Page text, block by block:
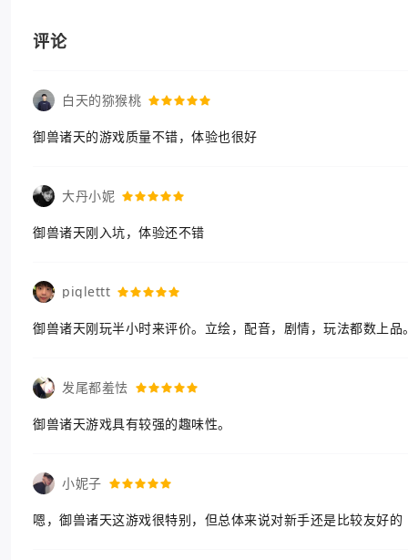
评论
白天的猕猴桃
御兽诸天的游戏质量不错，体验也很好
大丹小妮
御兽诸天刚入坑，体验还不错
piglettt
御兽诸天刚玩半小时来评价。立绘，配音，剧情，玩法都数上品
发尾都羞怯
御兽诸天游戏具有较强的趣味性。
小妮子
嗯，御兽诸天这游戏很特别，但总体来说对新手还是比较友好的